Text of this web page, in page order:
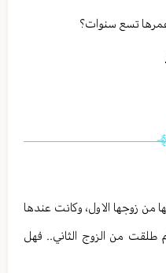
تسع سنوات؟
من زوجها الاول، وكانت عندها
٣سنوات، ثم طلقت من الزوج الثاني.. فهل